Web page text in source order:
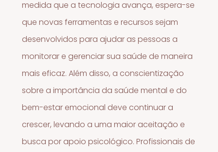
medida que a tecnologia avança, espera-se
que novas ferramentas e recursos sejam
desenvolvidos para ajudar as pessoas a
monitorar e gerenciar sua saúde de maneira
mais eficaz. Além disso, a conscientização
sobre a importância da saúde mental e do
bem-estar emocional deve continuar a
crescer, levando a uma maior aceitação e
busca por apoio psicológico. Profissionais de